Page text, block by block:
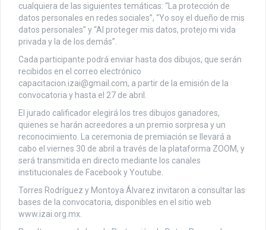
cualquiera de las siguientes temáticas: “La protección de
datos personales en redes sociales”, “Yo soy el dueño de mis
datos personales” y “Al proteger mis datos, protejo mi vida
privada y la de los demás”.
Cada participante podrá enviar hasta dos dibujos, que serán
recibidos en el correo electrónico
capacitacion.izai@gmail.com, a partir de la emisión de la
convocatoria y hasta el 27 de abril.
El jurado calificador elegirá los tres dibujos ganadores,
quienes se harán acreedores a un premio sorpresa y un
reconocimiento. La ceremonia de premiación se llevará a
cabo el viernes 30 de abril a través de la plataforma ZOOM, y
será transmitida en directo mediante los canales
institucionales de Facebook y Youtube.
Torres Rodríguez y Montoya Álvarez invitaron a consultar las
bases de la convocatoria, disponibles en el sitio web
www.izai.org.mx.